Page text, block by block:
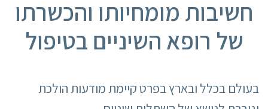
חשיבות מומחיותו והכשרתו
של רופא השיניים בטיפול
בעולם בכלל ובארץ בפרט קיימת מודעות הולכת